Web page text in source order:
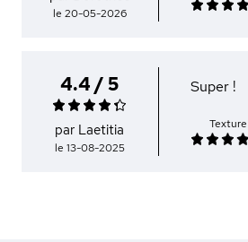
le 20-05-2026
4.4 / 5
par Laetitia
le 13-08-2025
Super !
Texture